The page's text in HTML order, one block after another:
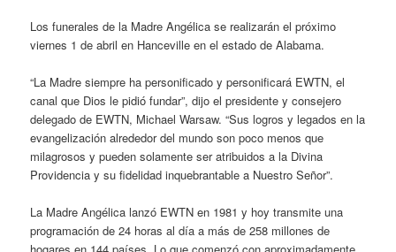
Los funerales de la Madre Angélica se realizarán el próximo
viernes 1 de abril en Hanceville en el estado de Alabama.
“La Madre siempre ha personificado y personificará EWTN, el
canal que Dios le pidió fundar”, dijo el presidente y consejero
delegado de EWTN, Michael Warsaw. “Sus logros y legados en la
evangelización alrededor del mundo son poco menos que
milagrosos y pueden solamente ser atribuidos a la Divina
Providencia y su fidelidad inquebrantable a Nuestro Señor”.
La Madre Angélica lanzó EWTN en 1981 y hoy transmite una
programación de 24 horas al día a más de 258 millones de